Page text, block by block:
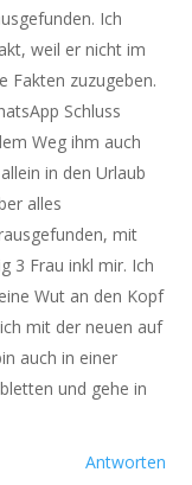
Ich
weil er nicht im
Fakten zuzugeben.
Schluss
Weg ihm auch
in den Urlaub
alles
mit
3 Frau inkl mir. Ich
Wut an den Kopf
mit der neuen auf
auch in einer
und gehe in
Antworten